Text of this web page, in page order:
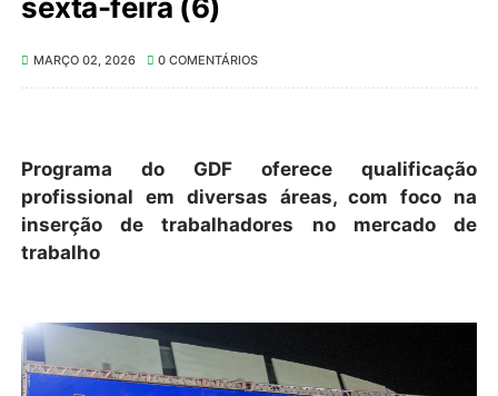
sexta-feira (6)
MARÇO 02, 2026 0 COMENTÁRIOS
Programa do GDF oferece qualificação
profissional em diversas áreas, com foco na
inserção de trabalhadores no mercado de
trabalho